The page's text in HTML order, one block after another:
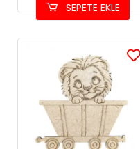
SEPETE EKLE